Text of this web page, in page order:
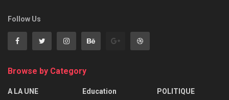
Follow Us
Browse by Category
A LA UNE
Education
POLITIQUE